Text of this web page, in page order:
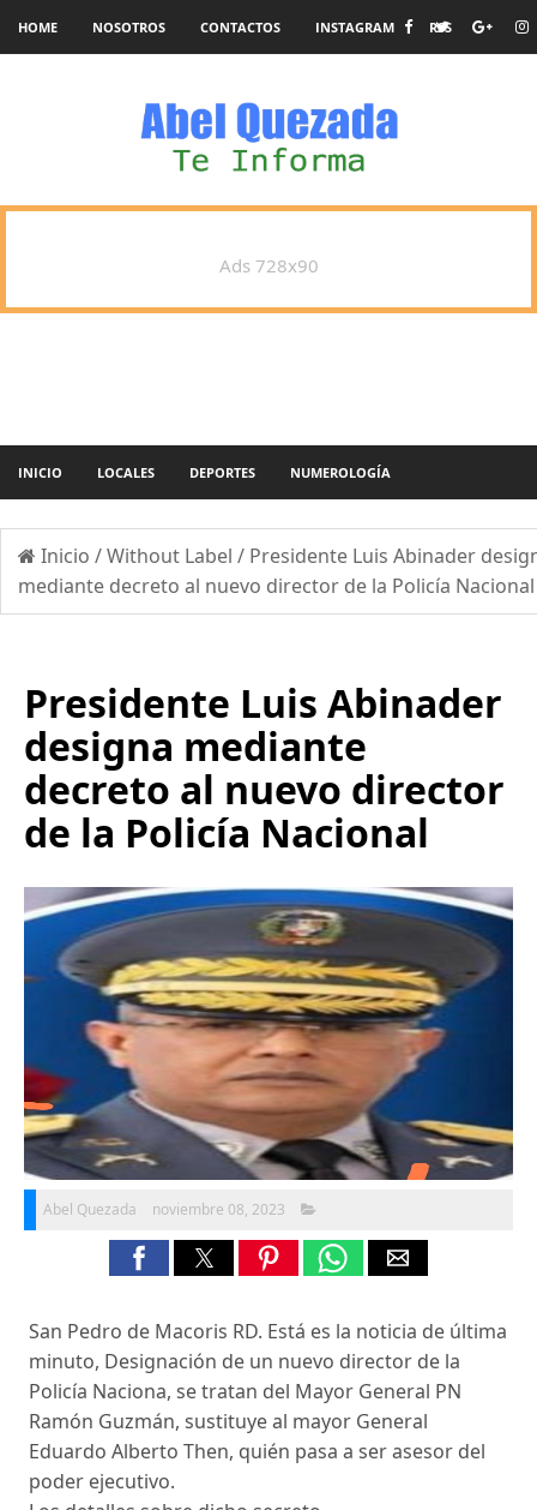
HOME NOSOTROS CONTACTOS INSTAGRAM RSS
Ads 728x90
INICIO LOCALES DEPORTES NUMEROLOGÍA
Inicio /Without Label / Presidente Luis Abinader
mediante decreto al nuevo director de la Policía Nacional
Presidente Luis Abinader
designa mediante
decreto al nuevo director
de la Policía Nacional
Abel Quezada noviembre 08, 2023
San Pedro de Macoris RD. Está es la noticia de última
minuto, Designación de un nuevo director de la
Policía Naciona, se tratan del Mayor General PN
Ramón Guzmán, sustituye al mayor General
Eduardo Alberto Then, quién pasa a ser asesor del
poder ejecutivo.